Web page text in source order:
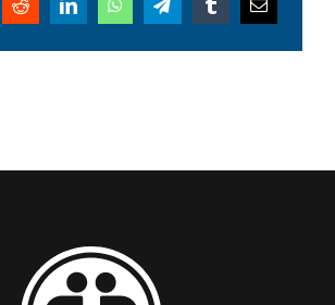
RedditLinkedInWhatsAppTelegramTumblrEmail